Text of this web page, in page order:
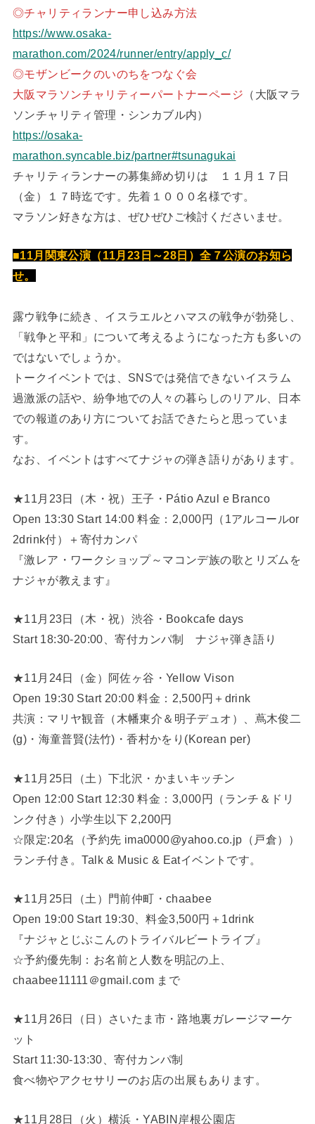
◎チャリティランナー申し込み方法
https://www.osaka-
marathon.com/2024/runner/entry/apply_c/
◎モザンビークのいのちをつなぐ会
大阪マラソンチャリティーパートナーページ （大阪マラ
ソンチャリティ管理・シンカブル内）
https://osaka-
marathon.syncable.biz/partner#tsunagukai
チャリティランナーの募集締め切りは １１月１７日
（金）１７時迄です。先着１０００名様です。
マラソン好きな方は、ぜひぜひご検討くださいませ。
■11月関東公演（11月23日～28日）全７公演のお知ら
せ。
露ウ戦争に続き、イスラエルとハマスの戦争が勃発し、
「戦争と平和」について考えるようになった方も多いの
ではないでしょうか。
トークイベントでは、SNSでは発信できないイスラム
過激派の話や、紛争地での人々の暮らしのリアル、日本
での報道のあり方についてお話できたらと思っていま
す。
なお、イベントはすべてナジャの弾き語りがあります。
★11月23日（木・祝）王子・Pátio Azul e Branco
Open 13:30 Start 14:00 料金：2,000円（1アルコールor
2drink付）＋寄付カンパ
『激レア・ワークショップ～マコンデ族の歌とリズムを
ナジャが教えます』
★11月23日（木・祝）渋谷・Bookcafe days
Start 18:30-20:00、寄付カンパ制 ナジャ弾き語り
★11月24日（金）阿佐ヶ谷・Yellow Vison
Open 19:30 Start 20:00 料金：2,500円＋drink
共演：マリヤ観音（木幡東介＆明子デュオ）、蔦木俊二
(g)・海童普賢(法竹)・香村かをり(Korean per)
★11月25日（土）下北沢・かまいキッチン
Open 12:00 Start 12:30 料金：3,000円（ランチ＆ドリ
ンク付き）小学生以下 2,200円
☆限定:20名（予約先 ima0000@yahoo.co.jp（戸倉））
ランチ付き。Talk & Music & Eatイベントです。
★11月25日（土）門前仲町・chaabee
Open 19:00 Start 19:30、料金3,500円＋1drink
『ナジャとじぶこんのトライバルビートライブ』
☆予約優先制：お名前と人数を明記の上、
chaabee11111＠gmail.com まで
★11月26日（日）さいたま市・路地裏ガレージマーケ
ット
Start 11:30-13:30、寄付カンパ制
食べ物やアクセサリーのお店の出展もあります。
★11月28日（火）横浜・YABIN岸根公園店